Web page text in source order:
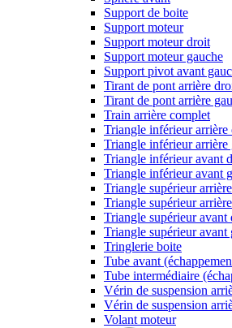
Support de boite
Support moteur
Support moteur droit
Support moteur gauche
Support pivot avant
Tirant de pont arrière
Tirant de pont arrière
Train arrière complet
Triangle inférieur arrière
Triangle inférieur arrière
Triangle inférieur avant
Triangle inférieur avant
Triangle supérieur
Triangle supérieur
Triangle supérieur avant
Triangle supérieur avant
Tringlerie boite
Tube avant
Tube intermédiaire
Vérin de suspension
Vérin de suspension
Volant moteur